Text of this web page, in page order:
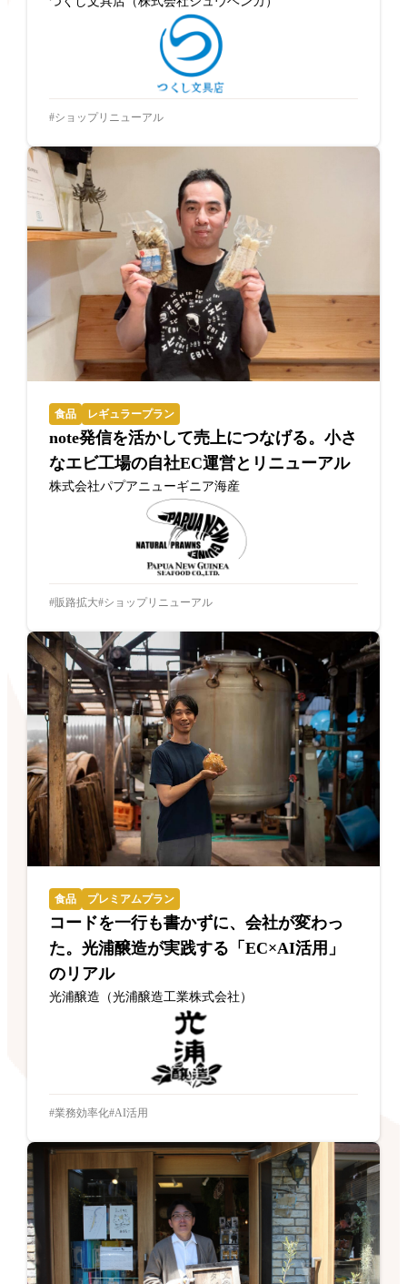
ショップリニューアル
食品 レギュラープラン
note発信を活かして売上につなげる。小さ
なエビ工場の自社EC運営とリニューアル
株式会社パプアニューギニア海産
販路拡大 ショップリニューアル
食品 プレミアムプラン
コードを一行も書かずに、会社が変わっ
た。光浦醸造が実践する「EC×AI活用」
のリアル
光浦醸造（光浦醸造工業株式会社）
業務効率化 AI活用